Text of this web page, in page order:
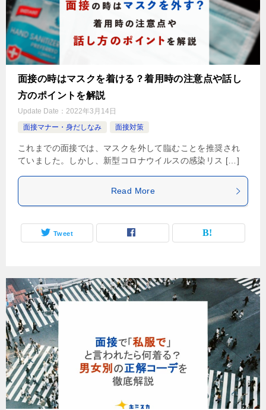
面接の時はマスクを着ける？着用時の注意点や話し
方のポイントを解説
Update Date： 2022年3月14日
面接マナー・身だしなみ
面接対策
これまでの面接では、マスクを外して臨むことを推奨され
ていました。しかし、新型コロナウイルスの感染リス […]
Read More
Tweet